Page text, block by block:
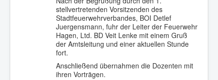
stellvertretenden Vorsitzenden des
Stadtfeuerwehrverbandes, BOI Detlef
Juergensmann, fuhr der Leiter der Feuerwehr
Hagen, Ltd. BD Veit Lenke mit einem Gruß
der Amtsleitung und einer aktuellen Stunde
fort.
Anschließend übernahmen die Dozenten mit
ihren Vorträgen.